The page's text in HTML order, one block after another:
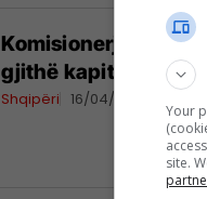
Komisionerja për
gjithë kapitujt me
Shqipëri 16/04/2025
Your
site.